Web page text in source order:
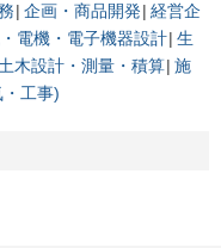
企画・商品開発 経営企
電機・電子機器設計 生
木設計・測量・積算 施
工事)